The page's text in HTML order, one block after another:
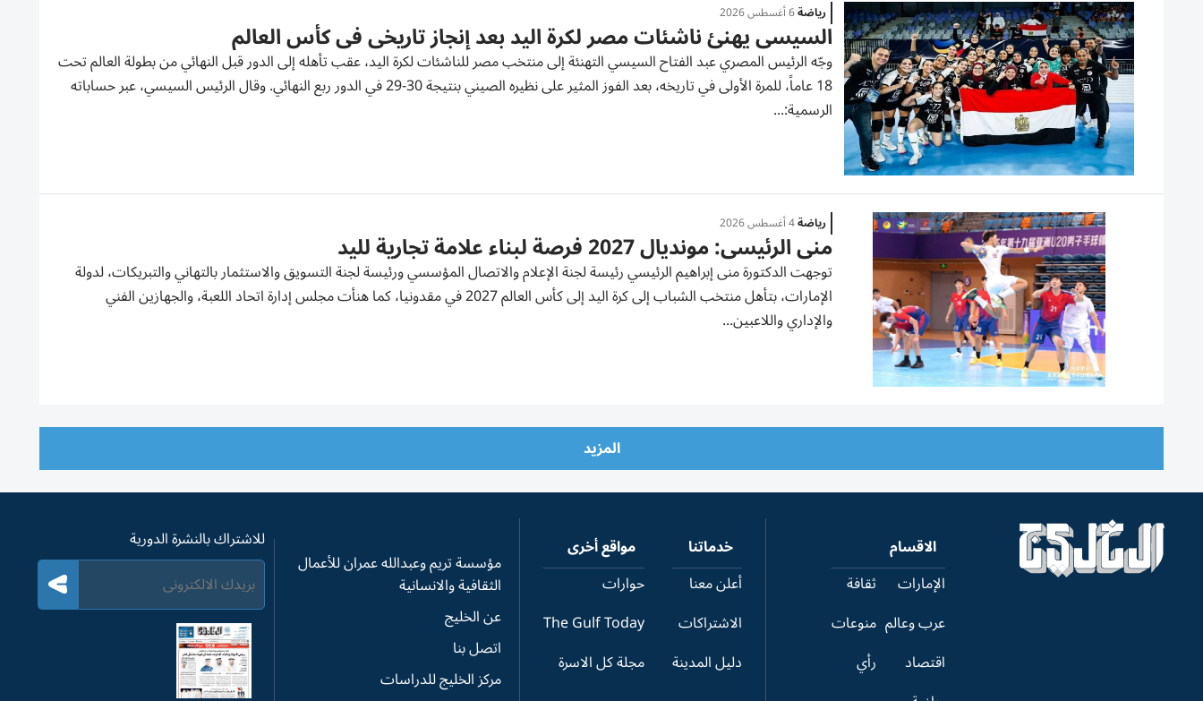
رياضة6 أغسطس 2026
السيسي يهنئ ناشئات مصر لكرة اليد بعد إنجاز تاريخي في كأس العالم
وجّه الرئيس المصري عبد الفتاح السيسي التهنئة إلى منتخب مصر للناشئات لكرة اليد، عقب تأهله إلى الدور قبل النهائي من بطولة العالم تحت
18 عاماً، للمرة الأولى في تاريخه، بعد الفوز المثير على نظيره الصيني بنتيجة 30-29 في الدور ربع النهائي. وقال الرئيس السيسي، عبر حساباته
الرسمية:...
رياضة4 أغسطس 2026
منى الرئيسي: مونديال 2027 فرصة لبناء علامة تجارية لليد
توجهت الدكتورة منى إبراهيم الرئيسي رئيسة لجنة الإعلام والاتصال المؤسسي ورئيسة لجنة التسويق والاستثمار بالتهاني والتبريكات، لدولة
الإمارات، بتأهل منتخب الشباب إلى كرة اليد إلى كأس العالم 2027 في مقدونيا، كما هنأت مجلس إدارة اتحاد اللعبة، والجهازين الفني
والإداري واللاعبين...
المزيد
الاقسام
الإمارات
عرب وعالم
اقتصاد
ثقافة
منوعات
رأي
خدماتنا
أعلن معنا
الاشتراكات
دليل المدينة
مواقع أخرى
حوارات
The Gulf Today
مجلة كل الاسرة
مؤسسة تريم وعبدالله عمران للأعمال
الثقافية والانسانية
عن الخليج
اتصل بنا
مركز الخليج للدراسات
للاشتراك بالنشرة الدورية